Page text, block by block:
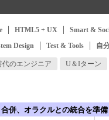
HTML5 + UX Smart &
Design Test & Tools 自
代のエンジニア U＆Iターン
併、オラクルとの統合を準備